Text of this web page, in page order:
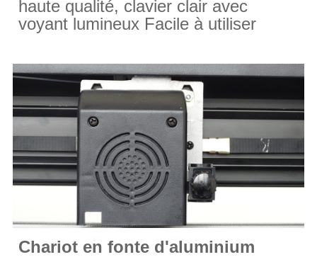
haute qualité, clavier clair avec
voyant lumineux Facile à utiliser
Chariot en fonte d'aluminium